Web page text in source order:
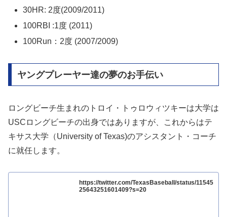
30HR: 2度(2009/2011)
100RBI :1度 (2011)
100Run：2度 (2007/2009)
ヤングプレーヤー達の夢のお手伝い
ロングビーチ生まれのトロイ・トゥロウィツキーは大学は
USCロングビーチの出身ではありますが、これからはテ
キサス大学（University of Texas)のアシスタント・コーチ
に就任します。
https://twitter.com/TexasBaseball/status/11545
25643251601409?s=20